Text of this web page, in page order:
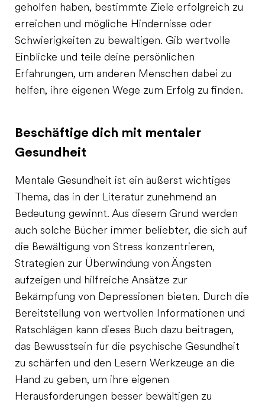
geholfen haben, bestimmte Ziele erfolgreich zu
erreichen und mögliche Hindernisse oder
Schwierigkeiten zu bewältigen. Gib wertvolle
Einblicke und teile deine persönlichen
Erfahrungen, um anderen Menschen dabei zu
helfen, ihre eigenen Wege zum Erfolg zu finden.
Beschäftige dich mit mentaler
Gesundheit
Mentale Gesundheit ist ein äußerst wichtiges
Thema, das in der Literatur zunehmend an
Bedeutung gewinnt. Aus diesem Grund werden
auch solche Bücher immer beliebter, die sich auf
die Bewältigung von Stress konzentrieren,
Strategien zur Überwindung von Ängsten
aufzeigen und hilfreiche Ansätze zur
Bekämpfung von Depressionen bieten. Durch die
Bereitstellung von wertvollen Informationen und
Ratschlägen kann dieses Buch dazu beitragen,
das Bewusstsein für die psychische Gesundheit
zu schärfen und den Lesern Werkzeuge an die
Hand zu geben, um ihre eigenen
Herausforderungen besser bewältigen zu